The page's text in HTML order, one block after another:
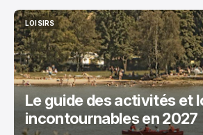
LOISIRS
LOISIRS
Le guide des activités et
incontournables en 2027